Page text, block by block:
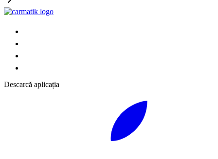
Descarcă aplicația